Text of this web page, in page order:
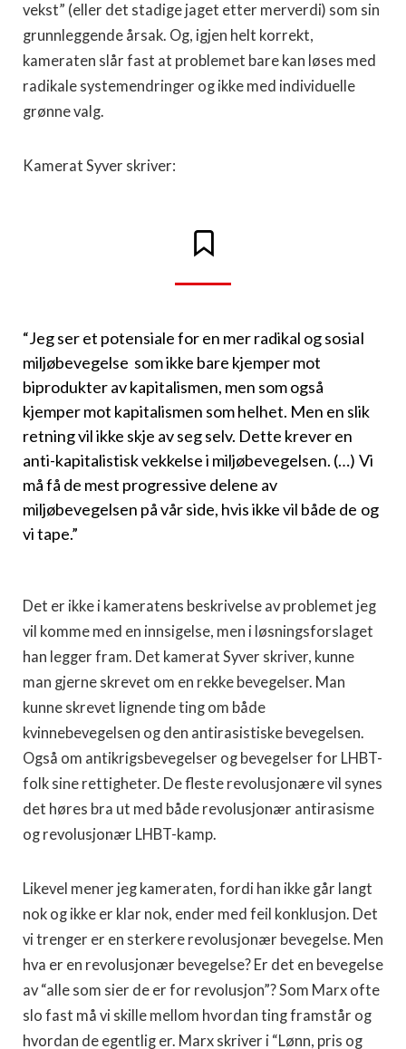
vekst” (eller det stadige jaget etter merverdi) som sin
grunnleggende årsak. Og, igjen helt korrekt,
kameraten slår fast at problemet bare kan løses med
radikale systemendringer og ikke med individuelle
grønne valg.
Kamerat Syver skriver:
“Jeg ser et potensiale for en mer radikal og sosial
miljøbevegelse som ikke bare kjemper mot
biprodukter av kapitalismen, men som også
kjemper mot kapitalismen som helhet. Men en slik
retning vil ikke skje av seg selv. Dette krever en
anti-kapitalistisk vekkelse i miljøbevegelsen. (…) Vi
må få de mest progressive delene av
miljøbevegelsen på vår side, hvis ikke vil både de og
vi tape.”
Det er ikke i kameratens beskrivelse av problemet jeg
vil komme med en innsigelse, men i løsningsforslaget
han legger fram. Det kamerat Syver skriver, kunne
man gjerne skrevet om en rekke bevegelser. Man
kunne skrevet lignende ting om både
kvinnebevegelsen og den antirasistiske bevegelsen.
Også om antikrigsbevegelser og bevegelser for LHBT-
folk sine rettigheter. De fleste revolusjonære vil synes
det høres bra ut med både revolusjonær antirasisme
og revolusjonær LHBT-kamp.
Likevel mener jeg kameraten, fordi han ikke går langt
nok og ikke er klar nok, ender med feil konklusjon. Det
vi trenger er en sterkere revolusjonær bevegelse. Men
hva er en revolusjonær bevegelse? Er det en bevegelse
av “alle som sier de er for revolusjon”? Som Marx ofte
slo fast må vi skille mellom hvordan ting framstår og
hvordan de egentlig er. Marx skriver i “Lønn, pris og